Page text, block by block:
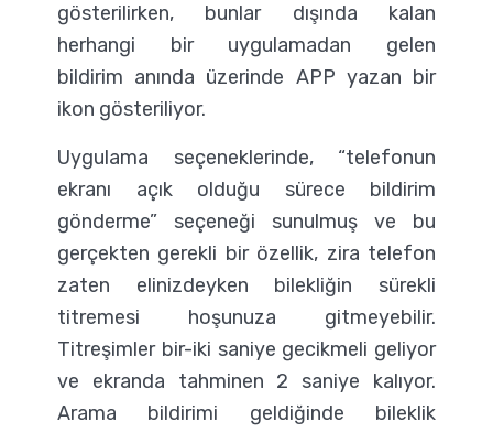
gösterilirken, bunlar dışında kalan
herhangi bir uygulamadan gelen
bildirim anında üzerinde APP yazan bir
ikon gösteriliyor.
Uygulama seçeneklerinde, “telefonun
ekranı açık olduğu sürece bildirim
gönderme” seçeneği sunulmuş ve bu
gerçekten gerekli bir özellik, zira telefon
zaten elinizdeyken bilekliğin sürekli
titremesi hoşunuza gitmeyebilir.
Titreşimler bir-iki saniye gecikmeli geliyor
ve ekranda tahminen 2 saniye kalıyor.
Arama bildirimi geldiğinde bileklik